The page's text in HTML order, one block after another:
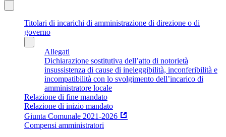
Titolari di incarichi di amministrazione di direzione o di
governo
Allegati
Dichiarazione sostitutiva dell’atto di notorietà
insussistenza di cause di ineleggibilità, inconferibilità e
incompatibilità con lo svolgimento dell’incarico di
amministratore locale
Relazione di fine mandato
Relazione di inizio mandato
Giunta Comunale 2021-2026
Compensi amministratori